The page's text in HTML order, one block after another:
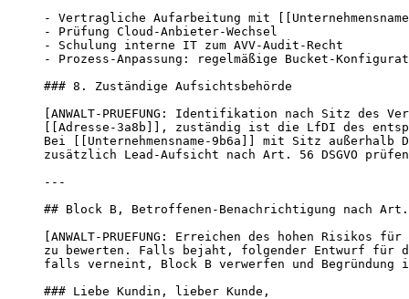
- Vertragliche Aufarbeitung mit
- Prüfung Cloud-Anbieter-Wechsel
- Schulung interne IT zum AVV-Audit-Recht
- Prozess-Anpassung: regelmäßige Bucket-
### 8. Zuständige Aufsichtsbehörde
[ANWALT-PRUEFUNG: Identifikation nach Sitz des
[[Adresse-3a8b]], zuständig ist die LfDI des
Bei [[Unternehmensname-9b6a]] mit Sitz außerhalb
zusätzlich Lead-Aufsicht nach Art. 56 DSGVO
---
## Block B, Betroffenen-Benachrichtigung nach Art.
[ANWALT-PRUEFUNG: Erreichen des hohen Risikos
zu bewerten. Falls bejaht, folgender Entwurf für
falls verneint, Block B verwerfen und Begründung
### Liebe Kundin, lieber Kunde,